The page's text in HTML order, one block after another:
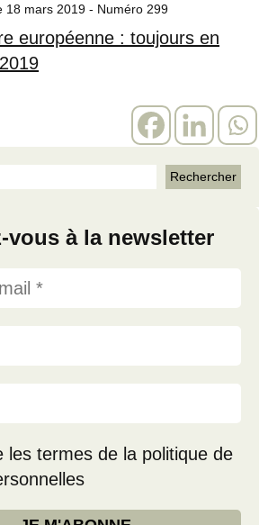
18 mars 2019 - Numéro 299
européenne : toujours en
vous à la newsletter
les termes de la politique de